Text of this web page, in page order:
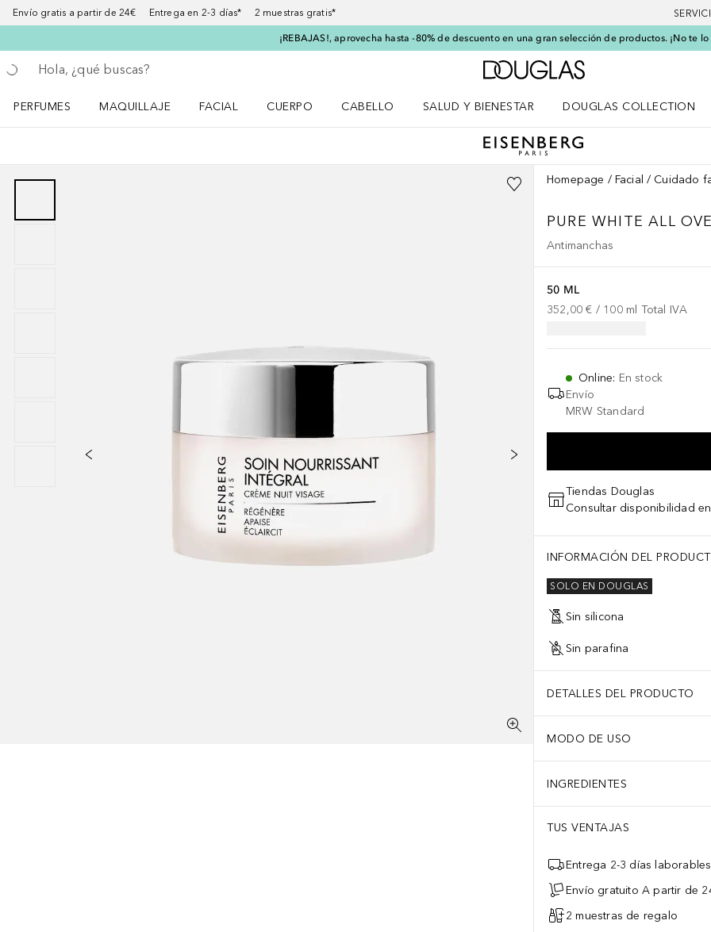
Envío gratis a partir de 24€ Entrega en 2-3 días* 2 muestras gratis*
¡REBAJAS!, aprovecha hasta -80% de descuento en una gran selección de productos. ¡No te
Regresar
Ejecutar búsqueda
A Douglas Home
PERFUMES
MAQUILLAJE
FACIAL
CUERPO
CABELLO
SALUD Y BIENESTAR
DOUGLAS COLLECTION
Homepage Facial Cuidado
PURE WHITE ALL
Antimanchas
50 ML
352,00 € / 100 ml Total IVA
Online: En stock
Envío
MRW Standard
Tiendas Douglas
Consultar disponibilidad
INFORMACIÓN DEL
SOLO EN DOUGLAS
Sin silicona
Sin parafina
DETALLES DEL PRODUCTO
MODO DE USO
INGREDIENTES
TUS VENTAJAS
Entrega 2-3 días laborables
Envío gratuito A partir de
2 muestras de regalo